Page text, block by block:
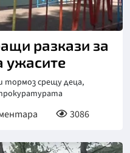
разкази за
ужасите
тормоз срещу деца,
3086